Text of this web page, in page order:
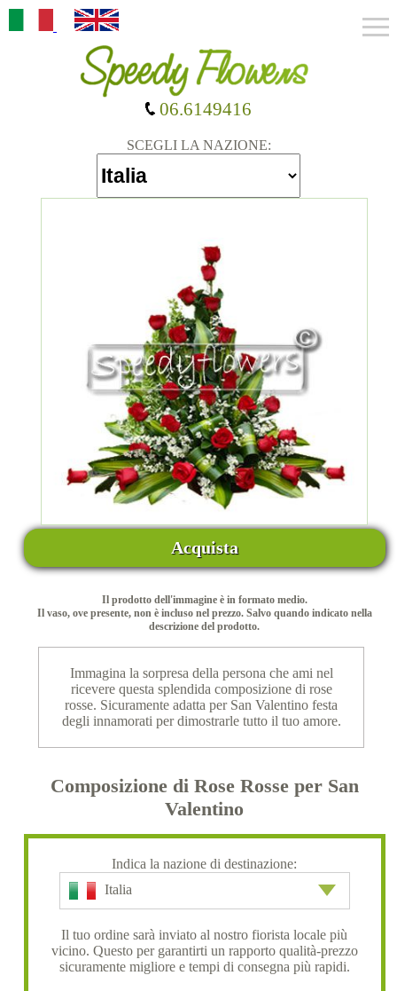
SCEGLI LA NAZIONE:
06.6149416
Acquista
Il prodotto dell'immagine è in formato medio.
Il vaso, ove presente, non è incluso nel prezzo. Salvo quando indicato nella
descrizione del prodotto.
Immagina la sorpresa della persona che ami nel
ricevere questa splendida composizione di rose
rosse. Sicuramente adatta per San Valentino festa
degli innamorati per dimostrarle tutto il tuo amore.
Composizione di Rose Rosse per San
Valentino
Indica la nazione di destinazione:
Italia
Il tuo ordine sarà inviato al nostro fiorista locale più
vicino. Questo per garantirti un rapporto qualità-prezzo
sicuramente migliore e tempi di consegna più rapidi.